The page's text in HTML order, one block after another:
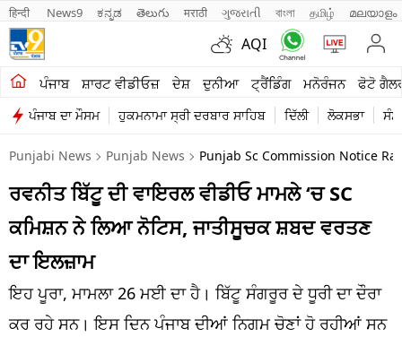
हिन्दी News9 ಕನ್ನಡ తెలుగు मराठी ગુજરાતી বাংলা தமிழ் മലയാളം
AQI
ਪੰਜਾਬ ਸ਼ਾਰਟ ਵੀਡੀਓਜ਼ ਦੇਸ਼ ਦੁਨੀਆ ਟ੍ਰੈਂਡਿੰਗ ਮਨੋਰੰਜਨ ਫੋਟੋ
ਪੰਜਾਬ ਦਾ ਮੌਸਮ ਹੁਕਮਨਾਮਾ ਸ੍ਰੀ ਦਰਬਾਰ ਸਾਹਿਬ ਦਿੱਲੀ ਲੋਕਸਭਾ
ਖੇਤੀਬਾੜੀ
ਸ਼ਾਰਟ ਵੀਡੀਓਜ਼
ਕਾਰੋਬਾਰ
ਕਰਿਅਰ
ਦੇਸ਼
ਲਾਈਫ ਸਟਾਈਲ
Punjabi News Punjab News Punjab Sc Commission Notice
ਰਵਨੀਤ ਬਿੱਟੂ ਦੀ ਵਾਇਰਲ ਵੀਡੀਓ ਮਾਮਲੇ ‘ਚ SC
ਕਮਿਸ਼ਨ ਨੇ ਲਿਆ ਨੋਟਿਸ, ਜਾਤੀਸੂਚਕ ਸ਼ਬਦ ਵਰਤਣ
ਦਾ ਇਲਜ਼ਾਮ
ਇਹ ਪੂਰਾ, ਮਾਮਲਾ 26 ਮਈ ਦਾ ਹੈ। ਬਿੱਟੂ ਸੰਗਰੂਰ ਦੇ ਧੂਰੀ ਦਾ ਦੌਰਾ
ਕਰ ਰਹੇ ਸਨ। ਇਸ ਦਿਨ ਪੰਜਾਬ ਦੀਆਂ ਨਿਗਮ ਚੋਣਾਂ ਹੋ ਰਹੀਆਂ ਸਨ